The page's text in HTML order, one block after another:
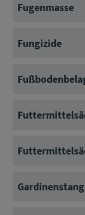
Fugenmasse
Fungizide